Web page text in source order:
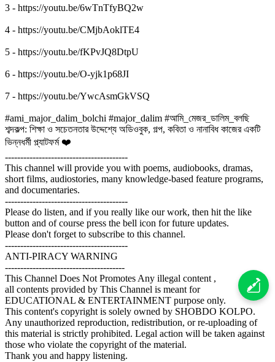
3 - https://youtu.be/6wTnTfyBQ2w
4 - https://youtu.be/CMjbAoklTE4
5 - https://youtu.be/fKPvJQ8DtpU
6 - https://youtu.be/O-yjk1p68JI
7 - https://youtu.be/YwcAsmGkVSQ
#ami_major_dalim_bolchi #major_dalim #আমি_মেজর_ডালিম_বলছি
শব্দকল্প: শিক্ষা ও সচেতনতার উদ্দেশ্যে অডিওবুক, গল্প, কবিতা ও নানাবিধ কাজের একটি
ভিন্নধর্মী প্ল্যাটফর্ম ❤️
----------------------------------------
This channel will provide you with poems, audiobooks, dramas,
short films, audiostories, many knowledge-based feature programs,
and documentaries.
----------------------------------------
Please do listen, and if you really like our work, then hit the like
button and of course press the bell icon for future updates.
Please don't forget to subscribe to this channel.
----------------------------------------
ANTI-PIRACY WARNING
---------------------------------------
This Channel Does Not Promotes Any illegal content ,
all contents provided by This Channel is meant for
EDUCATIONAL & ENTERTAINMENT purpose only.
This content's copyright is solely owned by SHOBDO KOLPO.
Any unauthorized reproduction, redistribution, or re-uploading of
this material is strictly prohibited. Legal action will be taken against
those who violate the copyright of the material.
Thank you and happy listening.